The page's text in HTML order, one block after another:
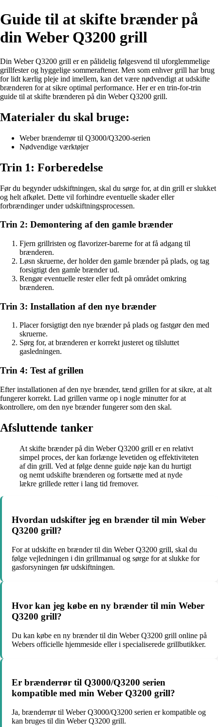
Guide til at skifte brænder på
din Weber Q3200 grill
Din Weber Q3200 grill er en pålidelig følgesvend til uforglemmelige
grillfester og hyggelige sommeraftener. Men som enhver grill har brug
for lidt kærlig pleje ind imellem, kan det være nødvendigt at udskifte
brænderen for at sikre optimal performance. Her er en trin-for-trin
guide til at skifte brænderen på din Weber Q3200 grill.
Materialer du skal bruge:
Weber brænderrør til Q3000/Q3200-serien
Nødvendige værktøjer
Trin 1: Forberedelse
Før du begynder udskiftningen, skal du sørge for, at din grill er slukket
og helt afkølet. Dette vil forhindre eventuelle skader eller
forbrændinger under udskiftningsprocessen.
Trin 2: Demontering af den gamle brænder
Fjern grillristen og flavorizer-barerne for at få adgang til
brænderen.
Løsn skruerne, der holder den gamle brænder på plads, og tag
forsigtigt den gamle brænder ud.
Rengør eventuelle rester eller fedt på området omkring
brænderen.
Trin 3: Installation af den nye brænder
Placer forsigtigt den nye brænder på plads og fastgør den med
skruerne.
Sørg for, at brænderen er korrekt justeret og tilsluttet
gasledningen.
Trin 4: Test af grillen
Efter installationen af den nye brænder, tænd grillen for at sikre, at alt
fungerer korrekt. Lad grillen varme op i nogle minutter for at
kontrollere, om den nye brænder fungerer som den skal.
Afsluttende tanker
At skifte brænder på din Weber Q3200 grill er en relativt
simpel proces, der kan forlænge levetiden og effektiviteten
af din grill. Ved at følge denne guide nøje kan du hurtigt
og nemt udskifte brænderen og fortsætte med at nyde
lækre grillede retter i lang tid fremover.
Hvordan udskifter jeg en brænder til min Weber
Q3200 grill?
For at udskifte en brænder til din Weber Q3200 grill, skal du
følge vejledningen i din grillmanual og sørge for at slukke for
gasforsyningen før udskiftningen.
Hvor kan jeg købe en ny brænder til min Weber
Q3200 grill?
Du kan købe en ny brænder til din Weber Q3200 grill online på
Webers officielle hjemmeside eller i specialiserede grillbutikker.
Er brænderrør til Q3000/Q3200 serien
kompatible med min Weber Q3200 grill?
Ja, brænderrør til Weber Q3000/Q3200 serien er kompatible og
kan bruges til din Weber Q3200 grill.